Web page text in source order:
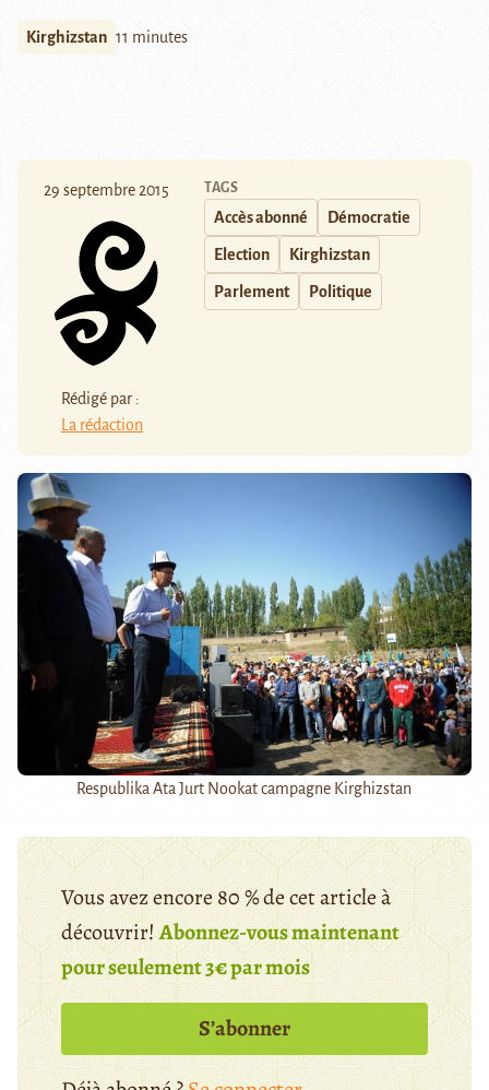
Kirghizstan 11 minutes
29 septembre 2015
Rédigé par :
La rédaction
TAGS
Accès abonné Démocratie
Election Kirghizstan
Parlement Politique
Respublika Ata Jurt Nookat campagne Kirghizstan
Vous avez encore 80 % de cet article à
découvrir!Abonnez-vous maintenant
pour seulement 3€ par mois
S’abonner